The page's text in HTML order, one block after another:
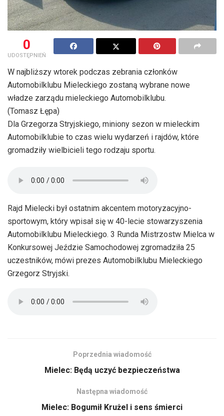
0
UDOSTĘPNIEŃ
W najbliższy wtorek podczas zebrania członków
Automobilklubu Mieleckiego zostaną wybrane nowe
władze zarządu mieleckiego Automobilklubu.
(Tomasz Łępa)
Dla Grzegorza Stryjskiego, miniony sezon w mieleckim
Automobilklubie to czas wielu wydarzeń i rajdów, które
gromadziły wielbicieli tego rodzaju sportu.
Rajd Mielecki był ostatnim akcentem motoryzacyjno-
sportowym, który wpisał się w 40-lecie stowarzyszenia
Automobilklubu Mieleckiego. 3 Runda Mistrzostw Mielca w
Konkursowej Jeździe Samochodowej zgromadziła 25
uczestników, mówi prezes Automobilklubu Mieleckiego
Grzegorz Stryjski.
Poprzednia wiadomość
Mielec: Będą uczyć bezpieczeństwa
Następna wiadomość
Mielec: Bogumił Krużel i sens śmierci